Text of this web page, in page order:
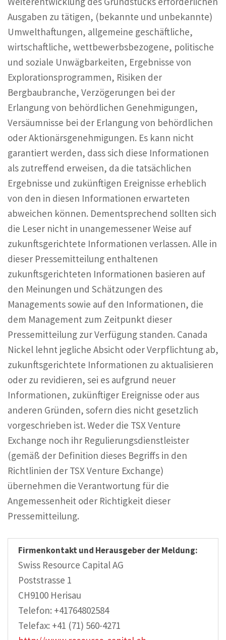
Ausgaben zu tätigen, (bekannte und unbekannte)
Umwelthaftungen, allgemeine geschäftliche,
wirtschaftliche, wettbewerbsbezogene, politische
und soziale Unwägbarkeiten, Ergebnisse von
Explorationsprogrammen, Risiken der
Bergbaubranche, Verzögerungen bei der
Erlangung von behördlichen Genehmigungen,
Versäumnisse bei der Erlangung von behördlichen
oder Aktionärsgenehmigungen. Es kann nicht
garantiert werden, dass sich diese Informationen
als zutreffend erweisen, da die tatsächlichen
Ergebnisse und zukünftigen Ereignisse erheblich
von den in diesen Informationen erwarteten
abweichen können. Dementsprechend sollten sich
die Leser nicht in unangemessener Weise auf
zukunftsgerichtete Informationen verlassen. Alle in
dieser Pressemitteilung enthaltenen
zukunftsgerichteten Informationen basieren auf
den Meinungen und Schätzungen des
Managements sowie auf den Informationen, die
dem Management zum Zeitpunkt dieser
Pressemitteilung zur Verfügung standen. Canada
Nickel lehnt jegliche Absicht oder Verpflichtung ab,
zukunftsgerichtete Informationen zu aktualisieren
oder zu revidieren, sei es aufgrund neuer
Informationen, zukünftiger Ereignisse oder aus
anderen Gründen, sofern dies nicht gesetzlich
vorgeschrieben ist. Weder die TSX Venture
Exchange noch ihr Regulierungsdienstleister
(gemäß der Definition dieses Begriffs in den
Richtlinien der TSX Venture Exchange)
übernehmen die Verantwortung für die
Angemessenheit oder Richtigkeit dieser
Pressemitteilung.
Firmenkontakt und Herausgeber der Meldung:
Swiss Resource Capital AG
Poststrasse 1
CH9100 Herisau
Telefon: +41764802584
Telefax: +41 (71) 560-4271